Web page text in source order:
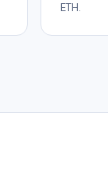
ETH.